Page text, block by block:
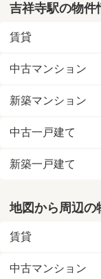
吉祥寺駅の物件
賃貸
中古マンション
新築マンション
中古一戸建て
新築一戸建て
地図から周辺の
賃貸
中古マンション